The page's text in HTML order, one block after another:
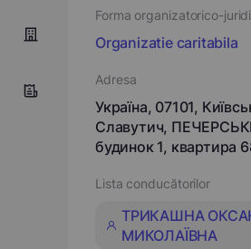
Forma organizatorico-
Organizatie caritabila
Adresa
Україна, 07101,
Славутич,
будинок 1, квартира
Lista conducătorilor
ТРИКАШНА
МИКОЛАЇВНА